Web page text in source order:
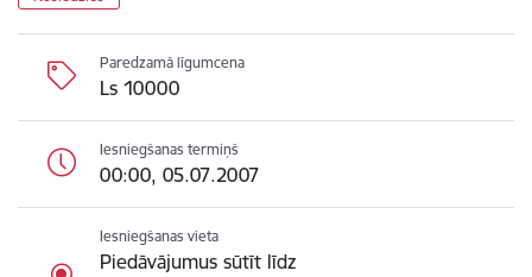
Paredzamā līgumcena
Ls 10000
Iesniegšanas termiņš
00:00, 05.07.2007
Iesniegšanas vieta
Piedāvājumus sūtīt līdz